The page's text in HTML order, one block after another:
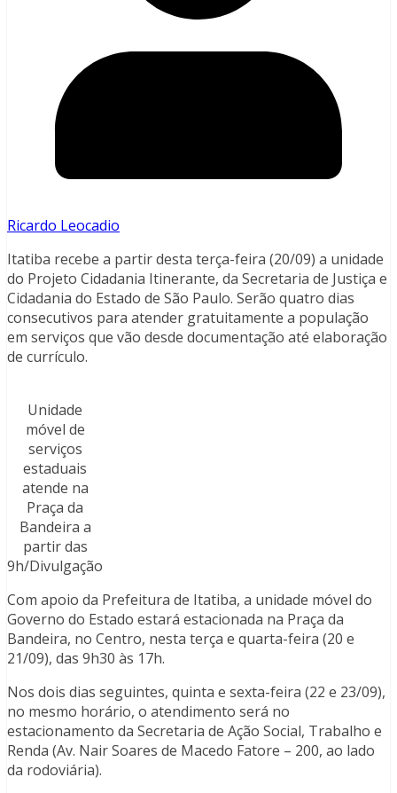
Ricardo Leocadio
Itatiba recebe a partir desta terça-feira (20/09) a unidade
do Projeto Cidadania Itinerante, da Secretaria de Justiça e
Cidadania do Estado de São Paulo. Serão quatro dias
consecutivos para atender gratuitamente a população
em serviços que vão desde documentação até elaboração
de currículo.
Unidade
móvel de
serviços
estaduais
atende na
Praça da
Bandeira a
partir das
9h/Divulgação
Com apoio da Prefeitura de Itatiba, a unidade móvel do
Governo do Estado estará estacionada na Praça da
Bandeira, no Centro, nesta terça e quarta-feira (20 e
21/09), das 9h30 às 17h.
Nos dois dias seguintes, quinta e sexta-feira (22 e 23/09),
no mesmo horário, o atendimento será no
estacionamento da Secretaria de Ação Social, Trabalho e
Renda (Av. Nair Soares de Macedo Fatore – 200, ao lado
da rodoviária).